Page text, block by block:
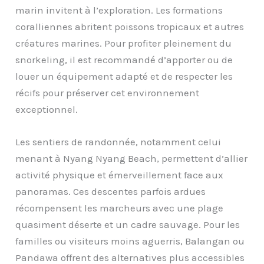
marin invitent à l’exploration. Les formations
coralliennes abritent poissons tropicaux et autres
créatures marines. Pour profiter pleinement du
snorkeling, il est recommandé d’apporter ou de
louer un équipement adapté et de respecter les
récifs pour préserver cet environnement
exceptionnel.
Les sentiers de randonnée, notamment celui
menant à Nyang Nyang Beach, permettent d’allier
activité physique et émerveillement face aux
panoramas. Ces descentes parfois ardues
récompensent les marcheurs avec une plage
quasiment déserte et un cadre sauvage. Pour les
familles ou visiteurs moins aguerris, Balangan ou
Pandawa offrent des alternatives plus accessibles